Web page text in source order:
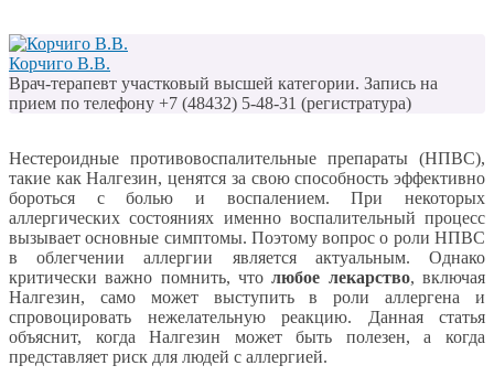
Корчиго В.В.
Врач-терапевт участковый высшей категории. Запись на
прием по телефону +7 (48432) 5-48-31 (регистратура)
Нестероидные противовоспалительные препараты (НПВС),
такие как Налгезин, ценятся за свою способность эффективно
бороться с болью и воспалением. При некоторых
аллергических состояниях именно воспалительный процесс
вызывает основные симптомы. Поэтому вопрос о роли НПВС
в облегчении аллергии является актуальным. Однако
критически важно помнить, чтолюбое лекарство, включая
Налгезин, само может выступить в роли аллергена и
спровоцировать нежелательную реакцию. Данная статья
объяснит, когда Налгезин может быть полезен, а когда
представляет риск для людей с аллергией.